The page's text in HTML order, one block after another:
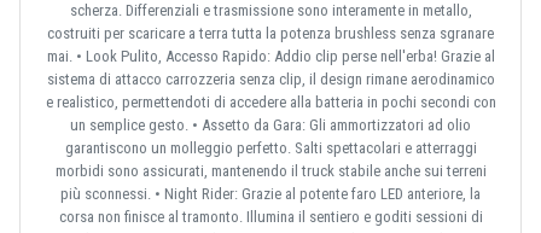
scherza. Differenziali e trasmissione sono interamente in metallo,
costruiti per scaricare a terra tutta la potenza brushless senza sgranare
mai. • Look Pulito, Accesso Rapido: Addio clip perse nell'erba! Grazie al
sistema di attacco carrozzeria senza clip, il design rimane aerodinamico
e realistico, permettendoti di accedere alla batteria in pochi secondi con
un semplice gesto. • Assetto da Gara: Gli ammortizzatori ad olio
garantiscono un molleggio perfetto. Salti spettacolari e atterraggi
morbidi sono assicurati, mantenendo il truck stabile anche sui terreni
più sconnessi. • Night Rider: Grazie al potente faro LED anteriore, la
corsa non finisce al tramonto. Illumina il sentiero e goditi sessioni di